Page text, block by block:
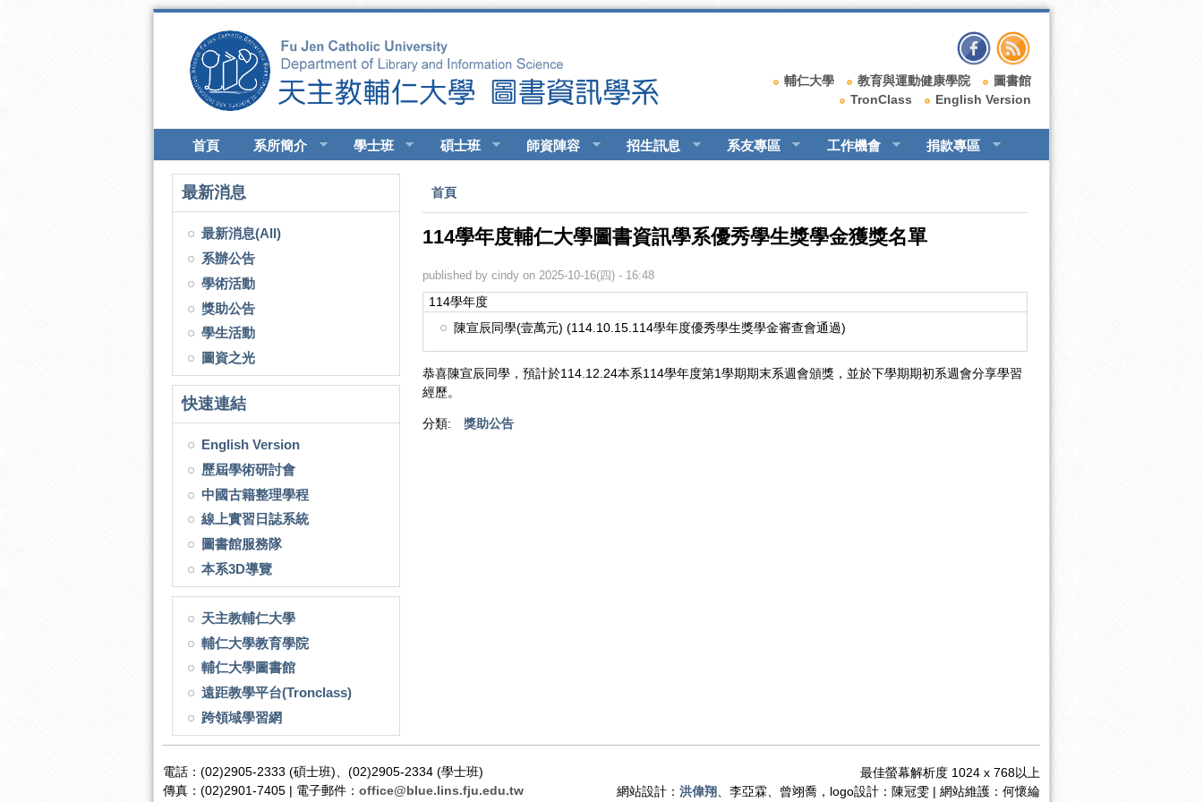
輔仁大學 教育與運動健康學院
圖書館
TronClass
English Version
首頁 系所簡介 學士班 碩士班 師資陣容 招生訊息 系友專區 工作機會 捐款專區
最新消息
最新消息(All)
系辦公告
學術活動
獎助公告
學生活動
圖資之光
快速連結
English Version
歷屆學術研討會
中國古籍整理學程
線上實習日誌系統
圖書館服務隊
本系3D導覽
天主教輔仁大學
輔仁大學教育學院
輔仁大學圖書館
遠距教學平台(Tronclass)
跨領域學習網
您在這裡
首頁
114學年度輔仁大學圖書資訊學系優秀學生獎學金獲獎名單
published by cindyon 2025-10-16(四) - 16:48
114學年度
陳宣辰同學(壹萬元) (114.10.15.114學年度優秀學生獎學金審查會通過)
恭喜陳宣辰同學，預計於114.12.24本系114學年度第1學期期末系週會頒獎，並於下學期期初系週會分享學習
經歷。
分類: 獎助公告
電話：(02)2905-2333 (碩士班)、(02)2905-2334 (學士班)
傳真：(02)2901-7405 | 電子郵件： office@blue.lins.fju.edu.tw
最佳螢幕解析度 1024 x 768以上
網站設計： 洪偉翔 、李亞霖、曾翊喬，logo設計：陳冠雯 | 網站維護：何懷綸